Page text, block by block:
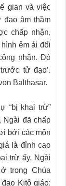
gian và việc
đạo âm thầm
chấp nhận,
êm ái đối
nhận. Đó
tử đạo’.
Balthasar.
“bị khai trừ”
Ngài đã chấp
bởi các môn
là đỉnh cao
trừ ấy, Ngài
trong Chúa
Kitô giáo: